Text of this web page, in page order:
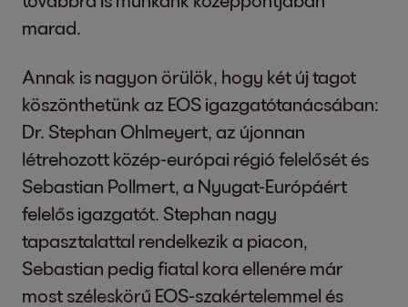
marad.
Annak is nagyon örülök, hogy két új tagot
köszönthetünk az EOS igazgatótanácsában:
Dr. Stephan Ohlmeyert, az újonnan
létrehozott közép-európai régió felelősét és
Sebastian Pollmert, a Nyugat-Európáért
felelős igazgatót. Stephan nagy
tapasztalattal rendelkezik a piacon,
Sebastian pedig fiatal kora ellenére már
most széleskörű EOS-szakértelemmel és